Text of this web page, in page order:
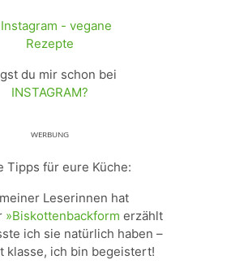
du mir schon bei
INSTAGRAM?
ᵂᴱᴿᴮᵁᴺᴳ
Tipps für eure Küche:
Leserinnen hat
»Biskottenbackform erzählt
ich sie natürlich haben –
klasse, ich bin begeistert!